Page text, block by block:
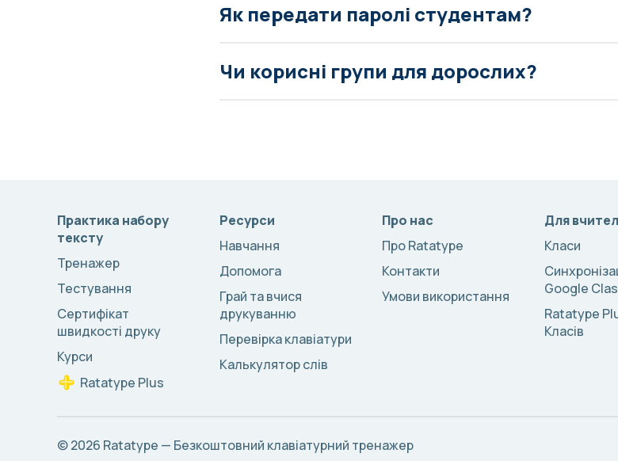
Як передати паролі студентам?
Чи корисні групи для дорослих?
Практика набору
тексту
Тренажер
Тестування
Сертифікат
швидкості друку
Курси
Ratatype Plus
Ресурси
Навчання
Допомога
Грай та вчися
друкуванню
Перевірка клавіатури
Калькулятор слів
Про нас
Про Ratatype
Контакти
Умови використання
Для
Класи
Google
Ratatype
Класів
© 2026 Ratatype — Безкоштовний клавіатурний тренажер